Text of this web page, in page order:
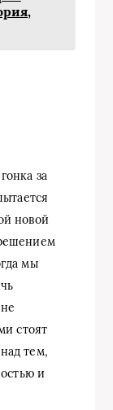
за
новой
мы
стоят
тем,
и